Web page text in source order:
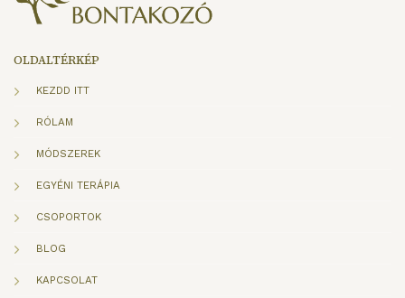
OLDALTÉRKÉP
KEZDD ITT
RÓLAM
MÓDSZEREK
EGYÉNI TERÁPIA
CSOPORTOK
BLOG
KAPCSOLAT